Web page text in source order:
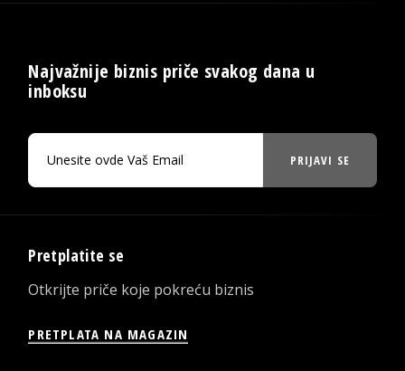
Najvažnije biznis priče svakog dana u
inboksu
PRIJAVI SE
Pretplatite se
Otkrijte priče koje pokreću biznis
PRETPLATA NA MAGAZIN